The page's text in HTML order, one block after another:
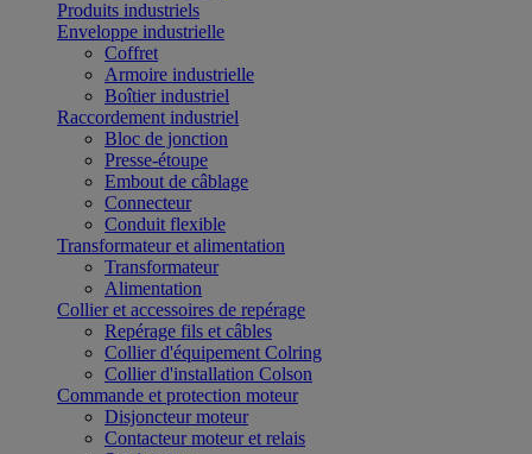
Produits industriels
Enveloppe industrielle
Coffret
Armoire industrielle
Boîtier industriel
Raccordement industriel
Bloc de jonction
Presse-étoupe
Embout de câblage
Connecteur
Conduit flexible
Transformateur et alimentation
Transformateur
Alimentation
Collier et accessoires de repérage
Repérage fils et câbles
Collier d'équipement Colring
Collier d'installation Colson
Commande et protection moteur
Disjoncteur moteur
Contacteur moteur et relais